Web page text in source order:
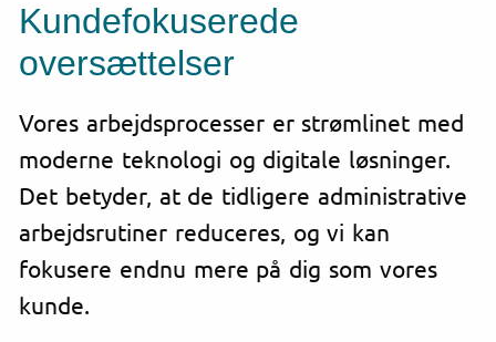
Kundefokuserede
oversættelser
Vores arbejdsprocesser er strømlinet med
moderne teknologi og digitale løsninger.
Det betyder, at de tidligere administrative
arbejdsrutiner reduceres, og vi kan
fokusere endnu mere på dig som vores
kunde.